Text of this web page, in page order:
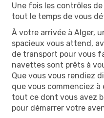
Une fois les contrôles
tout le temps de vous
À votre arrivée à Alger,
spacieux vous attend,
de transport pour vous
navettes sont prêts à
Que vous vous rendiez
que vous commenciez
tout ce dont vous avez
pour démarrer votre